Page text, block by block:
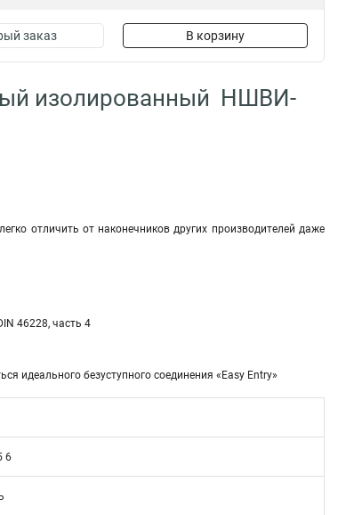
заказ В корзину
изолированный НШВИ-
отличить от наконечников других производителей даже
46228, часть 4
идеального безуступного соединения «Easy Entry»
6